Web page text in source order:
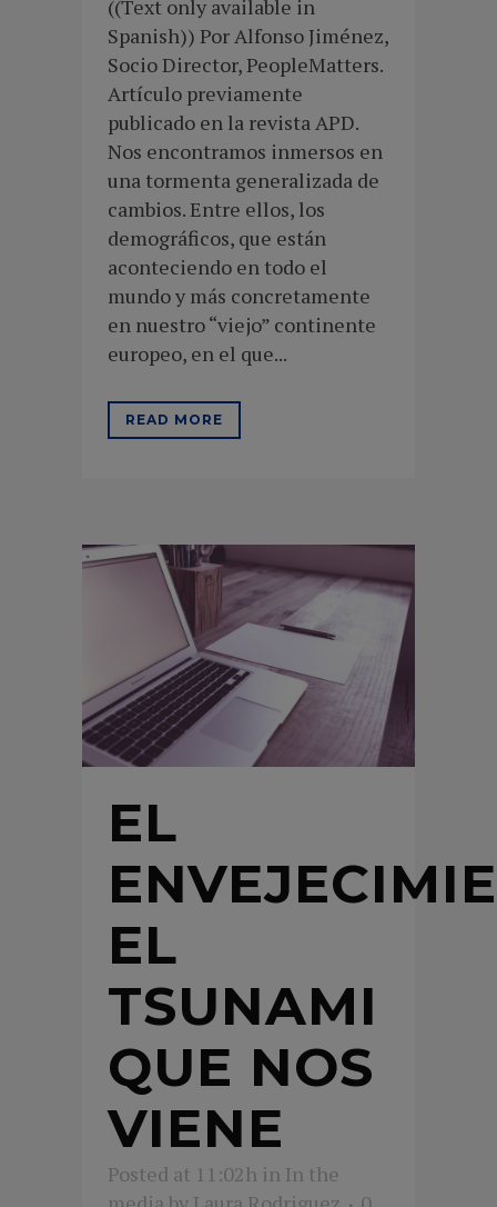
((Text only available in
Spanish)) Por Alfonso Jiménez,
Socio Director, PeopleMatters.
Artículo previamente
publicado en la revista APD.
Nos encontramos inmersos en
una tormenta generalizada de
cambios. Entre ellos, los
demográficos, que están
aconteciendo en todo el
mundo y más concretamente
en nuestro “viejo” continente
europeo, en el que...
READ MORE
EL
EL
TSUNAMI
QUE NOS
VIENE
Posted at 11:02h in In the